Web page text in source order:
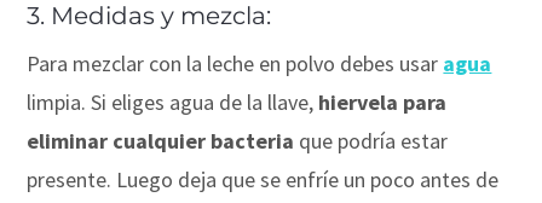
3. Medidas y mezcla:
Para mezclar con la leche en polvo debes usar agua
limpia. Si eliges agua de la llave, hiervela para
eliminar cualquier bacteria que podría estar
presente. Luego deja que se enfríe un poco antes de